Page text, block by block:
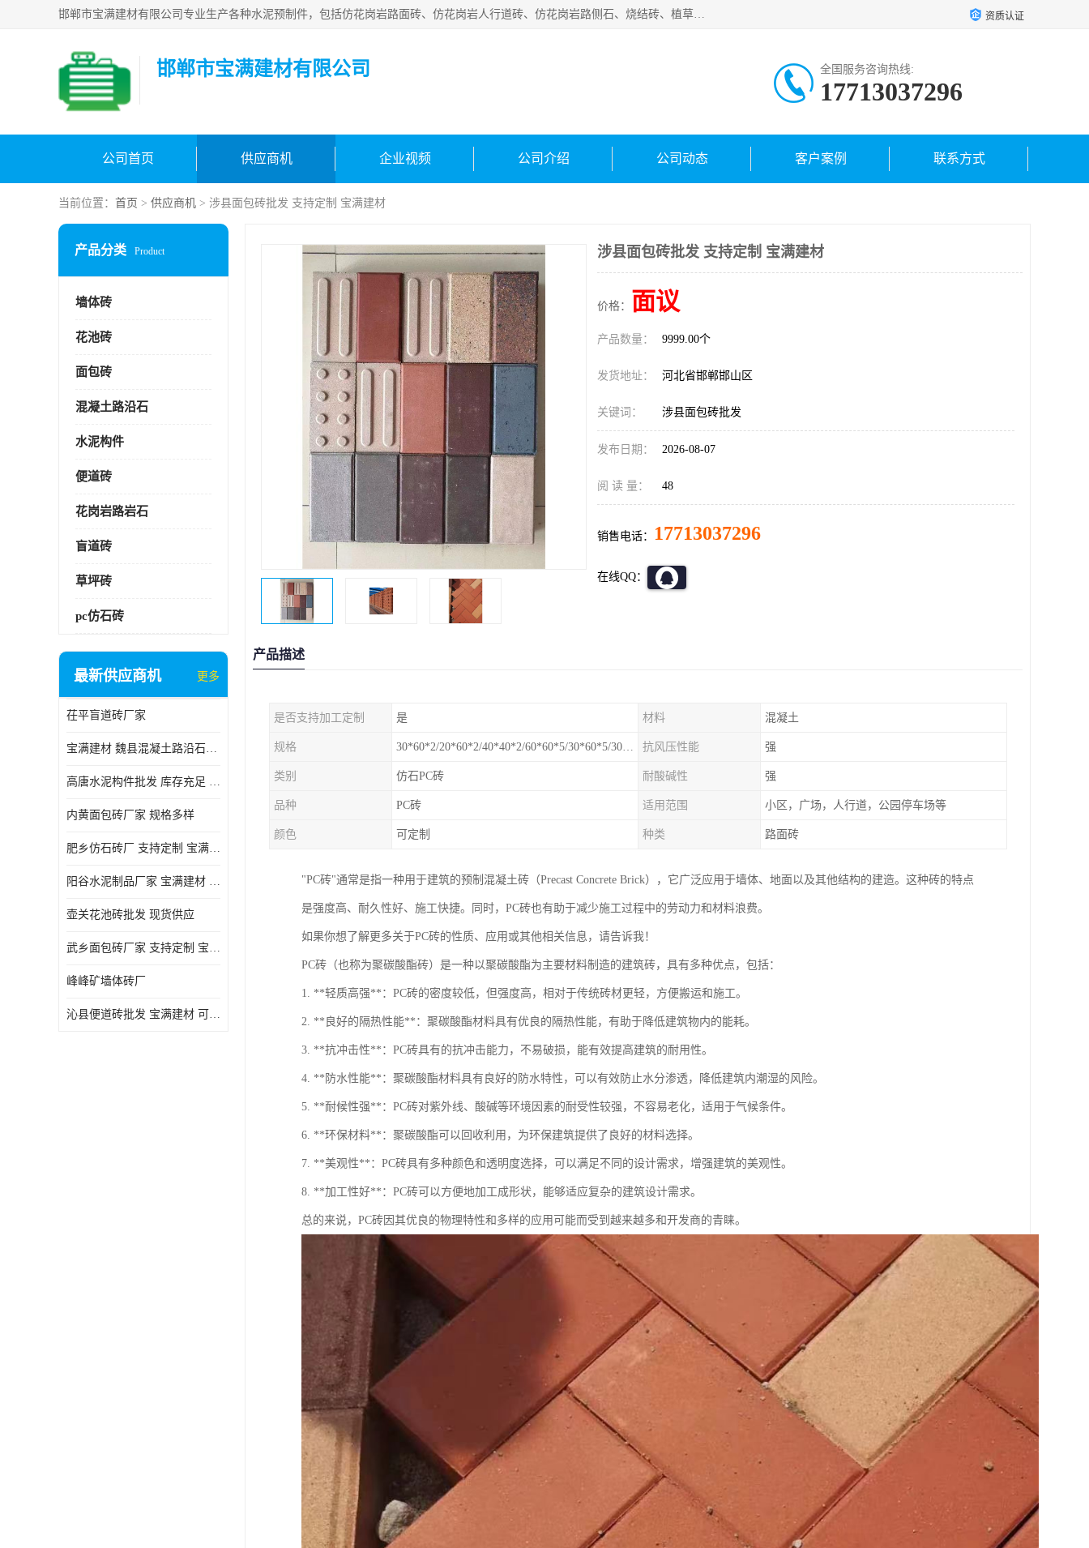
邯郸市宝满建材有限公司专业生产各种水泥预制件，包括仿花岗岩路面砖、仿花岗岩人行道砖、仿花岗岩路侧石、烧结砖、植草砖、码头砖连锁块、仿花岗岩路侧石、沙井盖、水泥盖板等各种水泥制品 资质认证
邯郸市宝满建材有限公司 全国服务咨询热线:
17713037296
公司首页 供应商机 企业视频 公司介绍 公司动态 客户案例 联系方式
当前位置： 首页 > 供应商机 > 涉县面包砖批发 支持定制 宝满建材
产品分类 Product
墙体砖
花池砖
面包砖
混凝土路沿石
水泥构件
便道砖
花岗岩路岩石
盲道砖
草坪砖
pc仿石砖
最新供应商机 更多
茌平盲道砖厂家
宝满建材 魏县混凝土路沿石批发
高唐水泥构件批发 库存充足 宝满建材
内黄面包砖厂家 规格多样
肥乡仿石砖厂 支持定制 宝满建材
‌阳谷水泥制品厂家 宝满建材 支持定制
壶关花池砖批发 现货供应
武乡面包砖厂家 支持定制 宝满建材
峰峰矿墙体砖厂
沁县便道砖批发 宝满建材 可定制
涉县面包砖批发 支持定制 宝满建材
价格： 面议
产品数量： 9999.00个
发货地址： 河北省邯郸邯山区
关键词： 涉县面包砖批发
发布日期： 2026-08-07
阅 读 量： 48
销售电话： 17713037296
在线QQ：
产品描述
是否支持加工定制 是 材料 混凝土
规格 30*60*2/20*60*2/40*40*2/60*60*5/30*60*5/30*30*5mm 抗风压性能 强
类别 仿石PC砖 耐酸碱性 强
品种 PC砖 适用范围 小区，广场，人行道，公园停车场等
颜色 可定制 种类 路面砖
"PC砖"通常是指一种用于建筑的预制混凝土砖（Precast Concrete Brick），它广泛应用于墙体、地面以及其他结构的建造。这种砖的特点
是强度高、耐久性好、施工快捷。同时，PC砖也有助于减少施工过程中的劳动力和材料浪费。
如果你想了解更多关于PC砖的性质、应用或其他相关信息，请告诉我！
PC砖（也称为聚碳酸酯砖）是一种以聚碳酸酯为主要材料制造的建筑砖，具有多种优点，包括：
1. **轻质高强**：PC砖的密度较低，但强度高，相对于传统砖材更轻，方便搬运和施工。
2. **良好的隔热性能**：聚碳酸酯材料具有优良的隔热性能，有助于降低建筑物内的能耗。
3. **抗冲击性**：PC砖具有的抗冲击能力，不易破损，能有效提高建筑的耐用性。
4. **防水性能**：聚碳酸酯材料具有良好的防水特性，可以有效防止水分渗透，降低建筑内潮湿的风险。
5. **耐候性强**：PC砖对紫外线、酸碱等环境因素的耐受性较强，不容易老化，适用于气候条件。
6. **环保材料**：聚碳酸酯可以回收利用，为环保建筑提供了良好的材料选择。
7. **美观性**：PC砖具有多种颜色和透明度选择，可以满足不同的设计需求，增强建筑的美观性。
8. **加工性好**：PC砖可以方便地加工成形状，能够适应复杂的建筑设计需求。
总的来说，PC砖因其优良的物理特性和多样的应用可能而受到越来越多和开发商的青睐。